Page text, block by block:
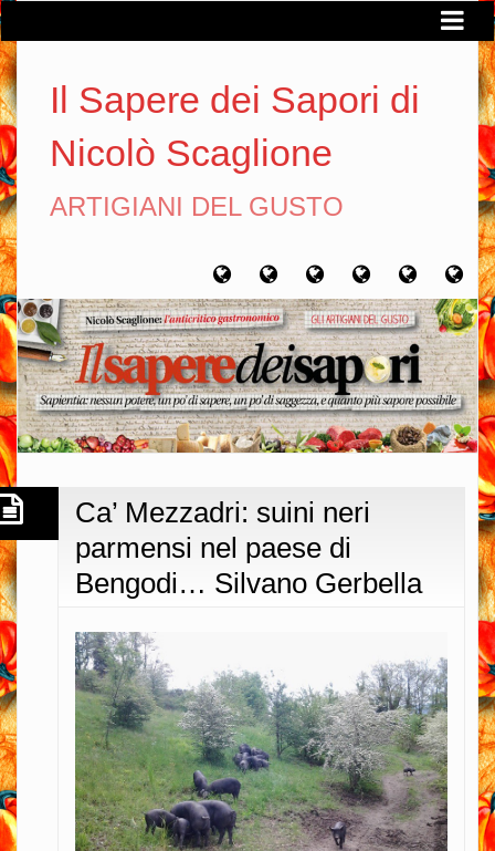
Il Sapere dei Sapori di
Nicolò Scaglione
ARTIGIANI DEL GUSTO
Home Chi
sono
Artigiani
del
gusto
Viaggi
del
gusto
Filosofia
del
gusto
Ca’ Mezzadri: suini neri
parmensi nel paese di
Bengodi… Silvano Gerbella